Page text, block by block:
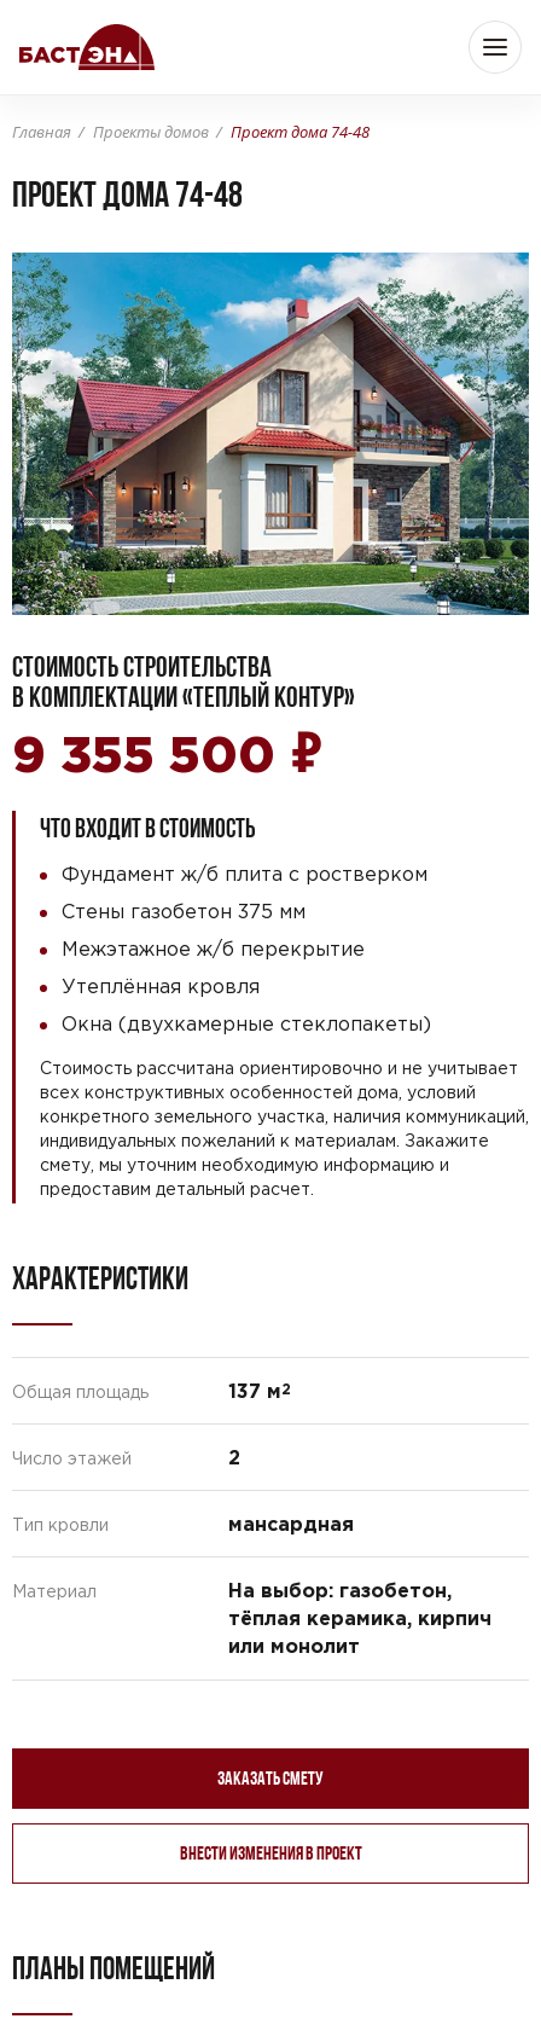
Главная Проекты домов Проект дома 74-48
Проект дома 74-48
СТОИМОСТЬ СТРОИТЕЛЬСТВА
В КОМПЛЕКТАЦИИ «ТЕПЛЫЙ КОНТУР»
9 355 500 ₽
ЧТО ВХОДИТ В СТОИМОСТЬ
Фундамент ж/б плита с ростверком
Стены газобетон 375 мм
Межэтажное ж/б перекрытие
Утеплённая кровля
Окна (двухкамерные стеклопакеты)
Стоимость рассчитана ориентировочно и не учитывает
всех конструктивных особенностей дома, условий
конкретного земельного участка, наличия коммуникаций,
индивидуальных пожеланий к материалам. Закажите
смету, мы уточним необходимую информацию и
предоставим детальный расчет.
ХАРАКТЕРИСТИКИ
Общая площадь 137 м2
Число этажей 2
Тип кровли мансардная
Материал
На выбор: газобетон,
тёплая керамика, кирпич
или монолит
Заказать смету
Внести изменения в проект
ПЛАНЫ ПОМЕЩЕНИЙ